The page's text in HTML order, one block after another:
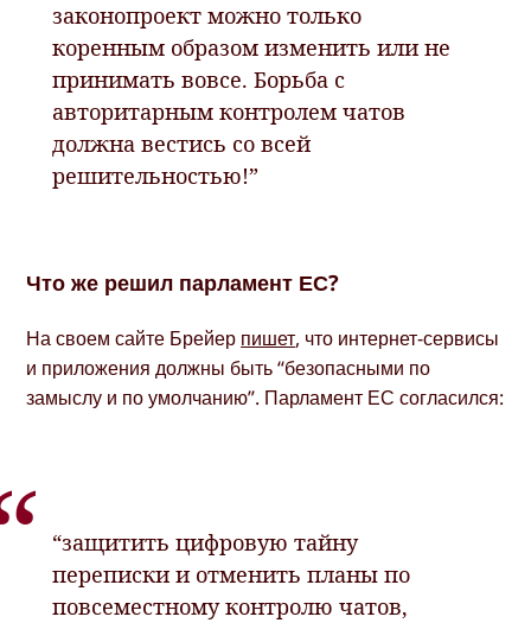
законопроект можно только
коренным образом изменить или не
принимать вовсе. Борьба с
авторитарным контролем чатов
должна вестись со всей
решительностью!”
Что же решил парламент ЕС?
На своем сайте Брейер пишет, что интернет-сервисы
и приложения должны быть “безопасными по
замыслу и по умолчанию”. Парламент ЕС согласился:
“защитить цифровую тайну
переписки и отменить планы по
повсеместному контролю чатов,